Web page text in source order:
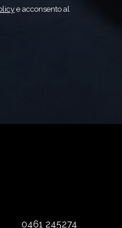
e acconsento al
0461 245274